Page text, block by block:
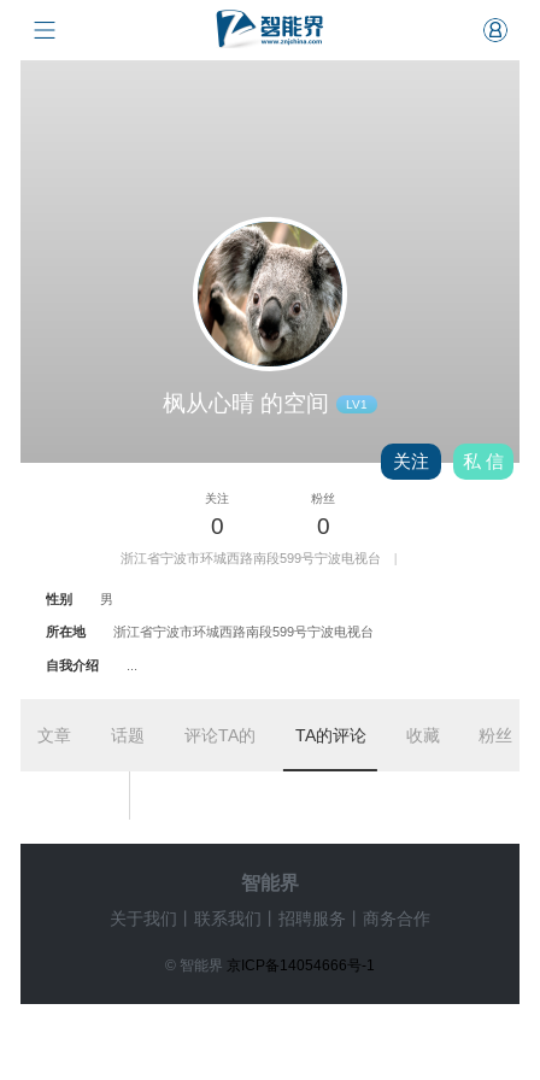
枫从心晴 的空间 LV1
关注 私 信
关注
0
粉丝
0
浙江省宁波市环城西路南段599号宁波电视台 |
性别 男
所在地 浙江省宁波市环城西路南段599号宁波电视台
自我介绍
文章 话题 评论TA的 TA的评论 收藏 粉丝
智能界
关于我们 联系我们 招聘服务 商务合作
© 智能界 京ICP备14054666号-1